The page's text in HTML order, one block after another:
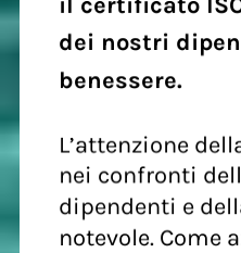
dei nostri
benessere.
L’attenzione
nei confronti
dipendenti e
notevole. Come